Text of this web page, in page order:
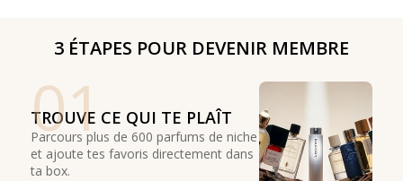
3 ÉTAPES POUR DEVENIR MEMBRE
01
TROUVE CE QUI TE PLAÎT
Parcours plus de 600 parfums de niche
et ajoute tes favoris directement dans
ta box.